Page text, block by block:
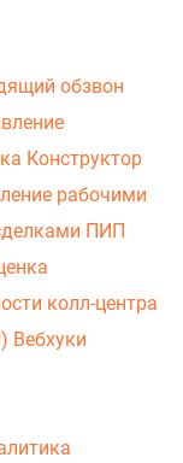
обзвон
Конструктор
рабочими
ПИП
колл-центра
Вебхуки